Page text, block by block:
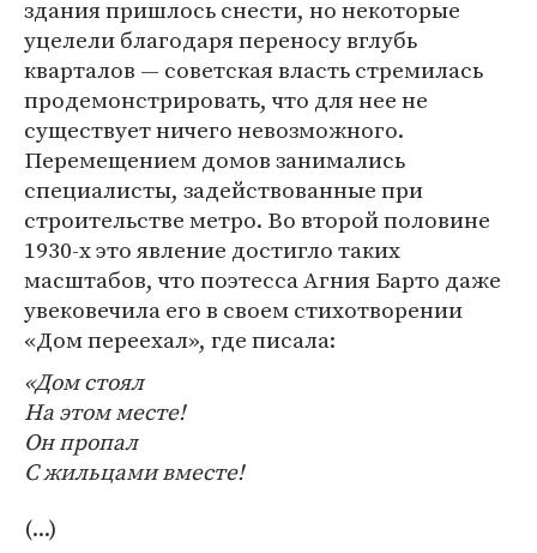
здания пришлось снести, но некоторые
уцелели благодаря переносу вглубь
кварталов — советская власть стремилась
продемонстрировать, что для нее не
существует ничего невозможного.
Перемещением домов занимались
специалисты, задействованные при
строительстве метро. Во второй половине
1930-х это явление достигло таких
масштабов, что поэтесса Агния Барто даже
увековечила его в своем стихотворении
«Дом переехал», где писала:
«Дом стоял
На этом месте!
Он пропал
С жильцами вместе!
(...)